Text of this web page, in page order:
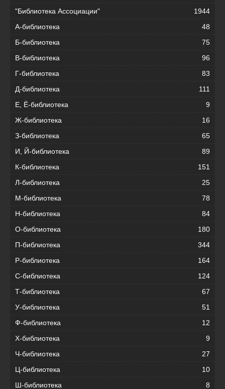
"Библиотека Ассоциации"
1944
А-библиотека
48
Б-библиотека
75
В-библиотека
96
Г-библиотека
83
Д-библиотека
111
Е, Ё-библиотека
9
Ж-библиотека
16
З-библиотека
65
И, Й-библиотека
89
К-библиотека
151
Л-библиотека
25
М-библиотека
78
Н-библиотека
84
О-библиотека
180
П-библиотека
344
Р-библиотека
164
С-библиотека
124
Т-библиотека
67
У-библиотека
51
Ф-библиотека
12
Х-библиотека
9
Ч-библиотека
27
Ц-библиотека
10
Ш-библиотека
8